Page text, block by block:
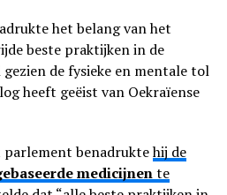
het belang van het
beste praktijken in de
de fysieke en mentale tol
heeft geëist van Oekraïense
benadruktehij de
medicijnente